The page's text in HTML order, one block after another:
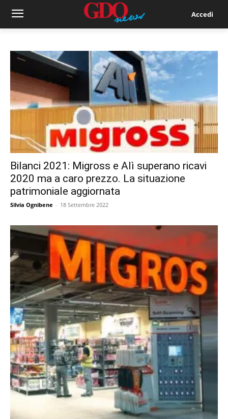
Accedi
Bilanci 2021: Migross e Alì superano ricavi
2020 ma a caro prezzo. La situazione
patrimoniale aggiornata
Silvia Ognibene - 18 Settembre 2022